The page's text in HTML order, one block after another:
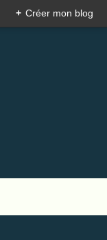
+ Créer mon blog